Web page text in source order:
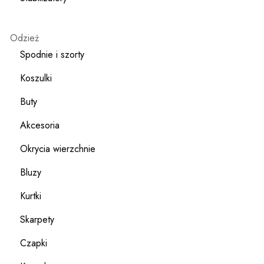
Odzież
Spodnie i szorty
Koszulki
Buty
Akcesoria
Okrycia wierzchnie
Bluzy
Kurtki
Skarpety
Czapki